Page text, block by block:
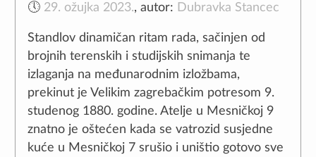
🕔 29. ožujka 2023.,autor: Dubravka Stancec
Standlov dinamičan ritam rada, sačinjen od
brojnih terenskih i studijskih snimanja te
izlaganja na međunarodnim izložbama,
prekinut je Velikim zagrebačkim potresom 9.
studenog 1880. godine. Atelje u Mesničkoj 9
znatno je oštećen kada se vatrozid susjedne
kuće u Mesničkoj 7 srušio i uništio gotovo sve